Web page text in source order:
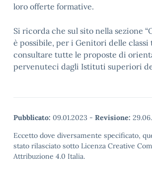
loro offerte formative.
Si ricorda che sul sito nella sezione
è possibile, per i Genitori delle classi
consultare tutte le proposte di
pervenuteci dagli Istituti superiori
Pubblicato: 09.01.2023 - Revisione:
Eccetto dove diversamente specificato,
stato rilasciato sotto Licenza Creative
Attribuzione 4.0 Italia.